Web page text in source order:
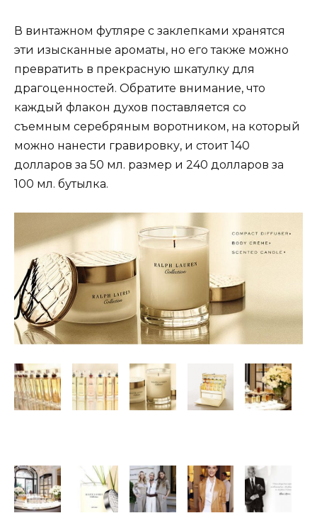
В винтажном футляре с заклепками хранятся
эти изысканные ароматы, но его также можно
превратить в прекрасную шкатулку для
драгоценностей. Обратите внимание, что
каждый флакон духов поставляется со
съемным серебряным воротником, на который
можно нанести гравировку, и стоит 140
долларов за 50 мл. размер и 240 долларов за
100 мл. бутылка.